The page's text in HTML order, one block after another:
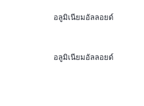
อลูมิเนียมอัลลอยด์
อลูมิเนียมอัลลอยด์